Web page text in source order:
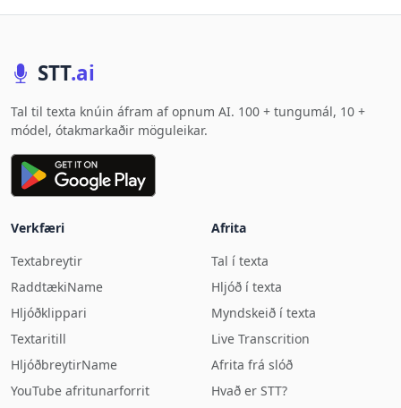
STT.ai
Tal til texta knúin áfram af opnum AI. 100 + tungumál, 10 +
módel, ótakmarkaðir möguleikar.
Verkfæri
Textabreytir
RaddtækiName
Hljóðklippari
Textaritill
HljóðbreytirName
YouTube afritunarforrit
Afrita
Tal í texta
Hljóð í texta
Myndskeið í texta
Live Transcrition
Afrita frá slóð
Hvað er STT?